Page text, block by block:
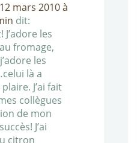
12 mars 2010 à
dit:
J’adore les
fromage,
les
là a
J’ai fait
collègues
de mon
J’ai
citron